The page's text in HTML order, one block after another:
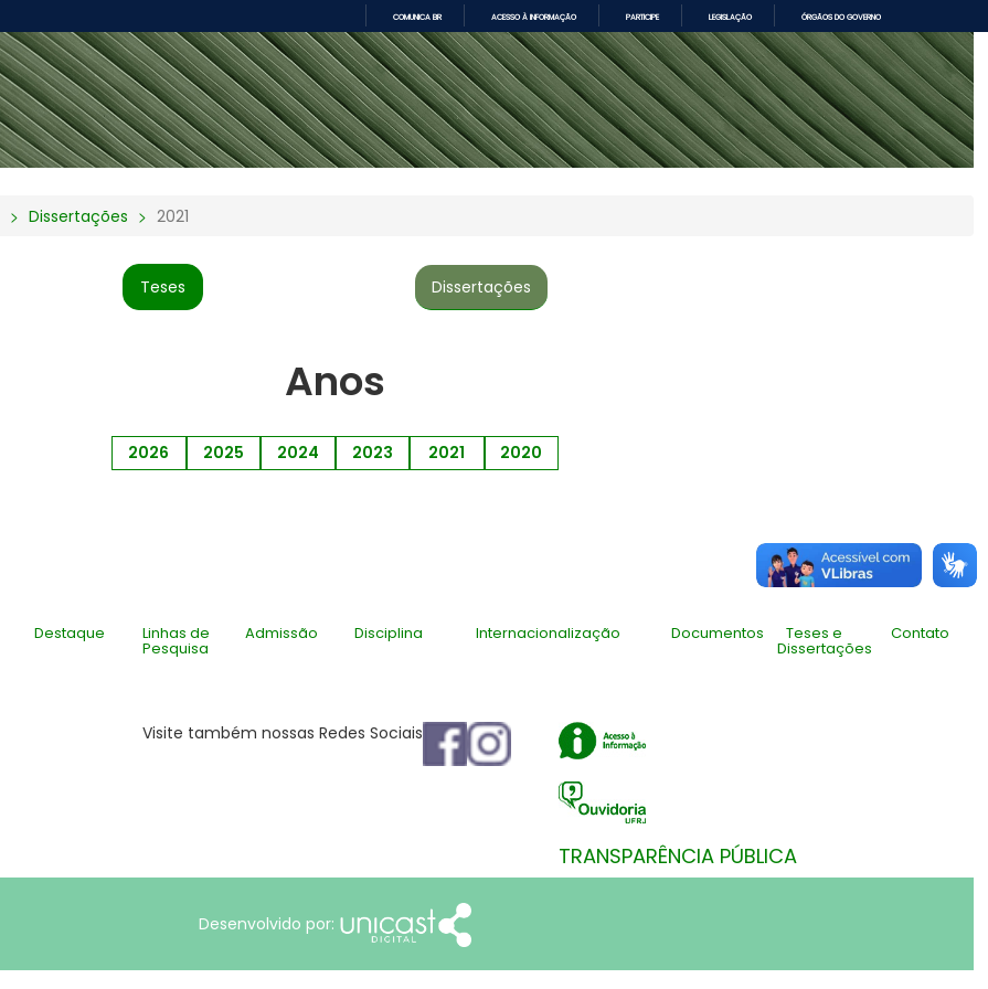
IR
PARA
O
CONTEÚDO
COMUNICA BR ACESSO À INFORMAÇÃO PARTICIPE LEGISLAÇÃO ÓRGÃOS DO GOVERNO
Dissertações 2021
Teses Dissertações
Anos
2026 2025 2024 2023 2021 2020
Destaque Linhas de
Pesquisa
Admissão Disciplina Internacionalização Documentos Teses e
Dissertações
Contato
Visite também nossas Redes Sociais
TRANSPARÊNCIA PÚBLICA
Desenvolvido por: